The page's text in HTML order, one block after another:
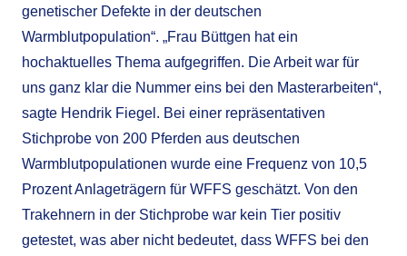
genetischer Defekte in der deutschen
Warmblutpopulation“. „Frau Büttgen hat ein
hochaktuelles Thema aufgegriffen. Die Arbeit war für
uns ganz klar die Nummer eins bei den Masterarbeiten“,
sagte Hendrik Fiegel. Bei einer repräsentativen
Stichprobe von 200 Pferden aus deutschen
Warmblutpopulationen wurde eine Frequenz von 10,5
Prozent Anlageträgern für WFFS geschätzt. Von den
Trakehnern in der Stichprobe war kein Tier positiv
getestet, was aber nicht bedeutet, dass WFFS bei den